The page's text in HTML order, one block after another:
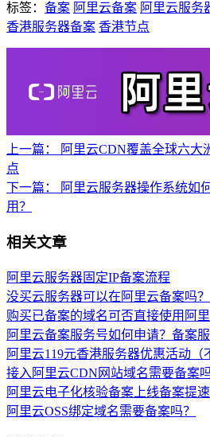
标签： 备案 阿里云备案 阿里云服务
香港服务器备案 香港节点
上一篇：
阿里云CDN覆盖全球六大
点
下一篇：
阿里云服务器操作系统如
用？
相关文章
阿里云服务器固定IP备案流程
没买云服务器可以在阿里云备案吗？
购买已备案的域名可否直接使用阿里
阿里云备案服务号如何申请？备案
阿里云119元香港服务器优惠活动（
接入阿里云CDN网站域名需要备案
阿里云电子化核验备案上线备案提
阿里云OSS绑定域名需要备案吗？